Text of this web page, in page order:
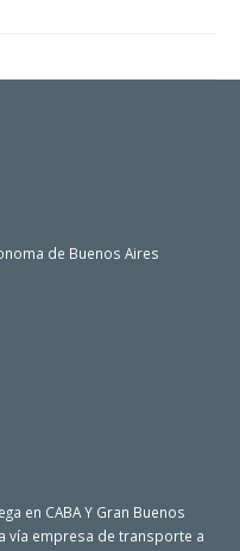
de Buenos Aires
en CABA Y Gran Buenos
vía empresa de transporte a